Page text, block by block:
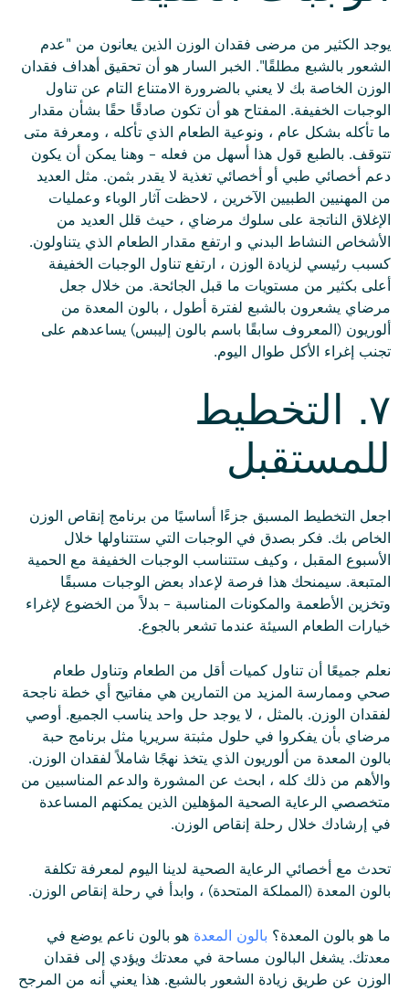
يوجد الكثير من مرضى فقدان الوزن الذين يعانون من "عدم
الشعور بالشبع مطلقًا". الخبر السار هو أن تحقيق أهداف فقدان
الوزن الخاصة بك لا يعني بالضرورة الامتناع التام عن تناول
الوجبات الخفيفة. المفتاح هو أن تكون صادقًا حقًا بشأن مقدار
ما تأكله بشكل عام ، ونوعية الطعام الذي تأكله ، ومعرفة متى
تتوقف. بالطبع قول هذا أسهل من فعله - وهنا يمكن أن يكون
دعم أخصائي طبي أو أخصائي تغذية لا يقدر بثمن. مثل العديد
من المهنيين الطبيين الآخرين ، لاحظت آثار الوباء وعمليات
الإغلاق الناتجة على سلوك مرضاي ، حيث قلل العديد من
الأشخاص النشاط البدني و ارتفع مقدار الطعام الذي يتناولون.
كسبب رئيسي لزيادة الوزن ، ارتفع تناول الوجبات الخفيفة
أعلى بكثير من مستويات ما قبل الجائحة. من خلال جعل
مرضاي يشعرون بالشبع لفترة أطول ، بالون المعدة من
ألوريون (المعروف سابقًا باسم بالون إليبس) يساعدهم على
تجنب إغراء الأكل طوال اليوم.
٧. التخطيط
للمستقبل
اجعل التخطيط المسبق جزءًا أساسيًا من برنامج إنقاص الوزن
الخاص بك. فكر بصدق في الوجبات التي ستتناولها خلال
الأسبوع المقبل ، وكيف ستتناسب الوجبات الخفيفة مع الحمية
المتبعة. سيمنحك هذا فرصة لإعداد بعض الوجبات مسبقًا
وتخزين الأطعمة والمكونات المناسبة - بدلاً من الخضوع لإغراء
خيارات الطعام السيئة عندما تشعر بالجوع.
نعلم جميعًا أن تناول كميات أقل من الطعام وتناول طعام
صحي وممارسة المزيد من التمارين هي مفاتيح أي خطة ناجحة
لفقدان الوزن. بالمثل ، لا يوجد حل واحد يناسب الجميع. أوصي
مرضاي بأن يفكروا في حلول مثبتة سريريا مثل برنامج حبة
بالون المعدة من ألوريون الذي يتخذ نهجًا شاملاً لفقدان الوزن.
والأهم من ذلك كله ، ابحث عن المشورة والدعم المناسبين من
متخصصي الرعاية الصحية المؤهلين الذين يمكنهم المساعدة
في إرشادك خلال رحلة إنقاص الوزن.
تحدث مع أخصائي الرعاية الصحية لدينا اليوم لمعرفة تكلفة
بالون المعدة (المملكة المتحدة) ، وابدأ في رحلة إنقاص الوزن.
ما هو بالون المعدة؟ بالون المعدة هو بالون ناعم يوضع في
معدتك. يشغل البالون مساحة في معدتك ويؤدي إلى فقدان
الوزن عن طريق زيادة الشعور بالشبع. هذا يعني أنه من المرجح